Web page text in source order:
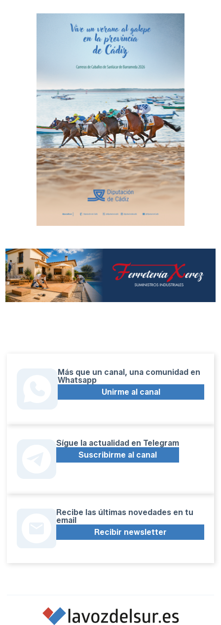
Más que un canal, una comunidad en
Whatsapp
Unirme al canal
Sígue la actualidad en Telegram
Suscribirme al canal
Recibe las últimas novedades en tu
email
Recibir newsletter